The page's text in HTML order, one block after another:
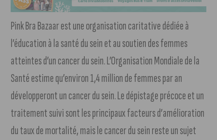
Pink Bra Bazaar est une organisation caritative dédiée à
l’éducation à la santé du sein et au soutien des femmes
atteintes d’un cancer du sein. L’Organisation Mondiale de la
Santé estime qu’environ 1,4 million de femmes par an
développeront un cancer du sein. Le dépistage précoce et un
traitement suivi sont les principaux facteurs d’amélioration
du taux de mortalité, mais le cancer du sein reste un sujet